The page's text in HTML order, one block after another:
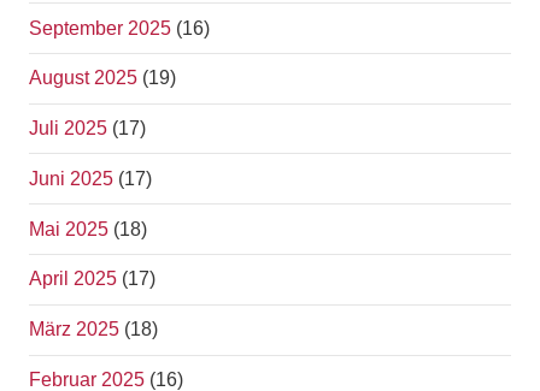
September 2025 (16)
August 2025 (19)
Juli 2025 (17)
Juni 2025 (17)
Mai 2025 (18)
April 2025 (17)
März 2025 (18)
Februar 2025 (16)